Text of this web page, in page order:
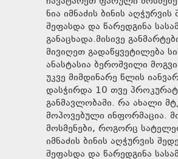
ნია იმნაძის ბინის
შეფასდა და წარედგინა
განაცხადა.მისივე
მივიღეთ გადაწყვეტილება
ანასტასია ბეროშვილი
უკვე მიმდინარე წლის
დასჭირდა 10 თვე
განმავლობაში. რა ახალი
მოპოვებული ინფორმაცია.
მოსმენები, როგორც
იმნაძის ბინის აღჭურვის
შეფასდა და წარედგინა